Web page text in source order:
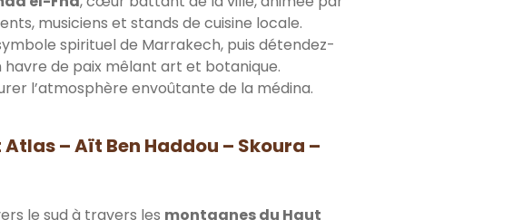
musiciens et stands de cuisine locale.
spirituel de Marrakech, puis détendez-
havre de paix mêlant art et botanique.
l’atmosphère envoûtante de la médina.
– Aït Ben Haddou – Skoura –
le sud à travers les montagnes du Haut